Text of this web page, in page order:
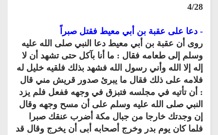
4/28
- دعا على عقبة بن أبي معيط فقتل صبراً
روى أن عقبة بن أبي معيط دعا النبي صلى الله عليه
وسلم إلى طعامه فقال : ما أنا بآكل حتى تشهد أن لا
إله إلا الله وأني رسول الله فشهد بذلك فلقيه خليل له
فلامه على ذلك فقال ما يبرئ صدور قريش مني قال
: أن تأتيه في مجلسه فتبزق في وجهه ففعل فلم يزد
النبي صلى الله عليه وسلم على أن مسح وجهه وقال
إن وجدتك خارجا من جبال مكة أضرب عنقك صبرا
فلما كان يوم بدر وخرج أصحابه أبى أن يخرج وقال قد